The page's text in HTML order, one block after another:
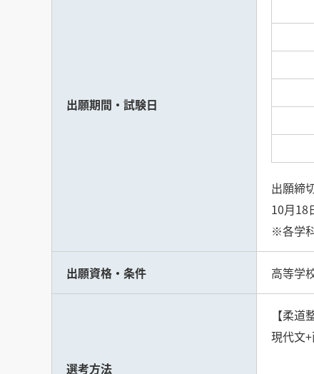
出願期間・試験日
出願締
10月18
※各学
出願資格・条件 高等学
選考方法
【柔道
現代文